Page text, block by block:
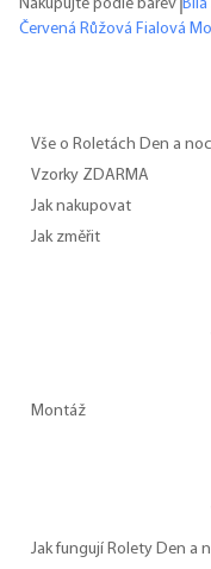
Nakupujte podle barev Bílá
Červená Růžová Fialová
Vše o Roletách Den a noc
Vzorky ZDARMA
Jak nakupovat
Jak změřit
Montáž
Jak fungují Rolety Den a